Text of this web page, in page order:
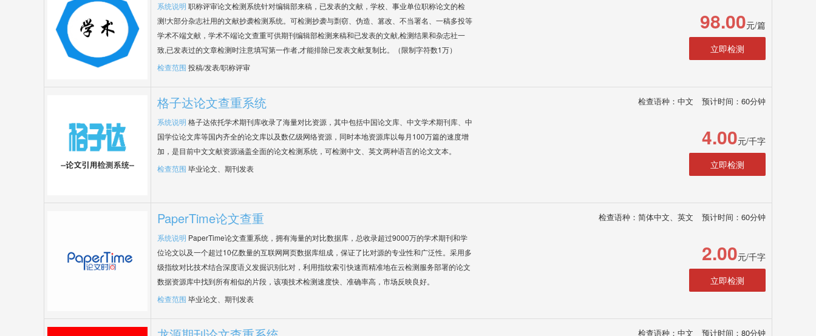
系统说明 职称评审论文检测系统针对编辑部来稿，已发表的文献，学校、事业单位职称论文的检
测!大部分杂志社用的文献抄袭检测系统。可检测抄袭与剽窃、伪造、篡改、不当署名、一稿多投等
学术不端文献，学术不端论文查重可供期刊编辑部检测来稿和已发表的文献,检测结果和杂志社一
致,已发表过的文章检测时注意填写第一作者,才能排除已发表文献复制比。（限制字符数1万）
检查范围 投稿/发表/职称评审
98.00元/篇
立即检测
格子达论文查重系统 检查语种：中文 预计时间：60分钟
系统说明 格子达依托学术期刊库收录了海量对比资源，其中包括中国论文库、中文学术期刊库、中
国学位论文库等国内齐全的论文库以及数亿级网络资源，同时本地资源库以每月100万篇的速度增
加，是目前中文文献资源涵盖全面的论文检测系统，可检测中文、英文两种语言的论文文本。
检查范围 毕业论文、期刊发表
4.00元/千字
立即检测
PaperTime论文查重 检查语种：简体中文、英文 预计时间：60分钟
系统说明 PaperTime论文查重系统，拥有海量的对比数据库，总收录超过9000万的学术期刊和学
位论文以及一个超过10亿数量的互联网网页数据库组成，保证了比对源的专业性和广泛性。采用多
级指纹对比技术结合深度语义发掘识别比对，利用指纹索引快速而精准地在云检测服务部署的论文
数据资源库中找到所有相似的片段，该项技术检测速度快、准确率高，市场反映良好。
检查范围 毕业论文、期刊发表
2.00元/千字
立即检测
检查语种：中文 预计时间：80分钟